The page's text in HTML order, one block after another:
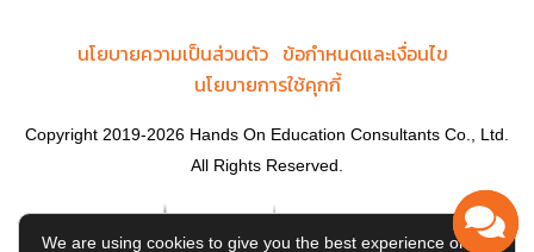
นโยบายความเป็นส่วนตัว ข้อกำหนดและเงื่อนไข
นโยบายการใช้คุกกี้
Copyright 2019-2026 Hands On Education Consultants Co., Ltd.
All Rights Reserved.
We are using cookies to give you the best experience on